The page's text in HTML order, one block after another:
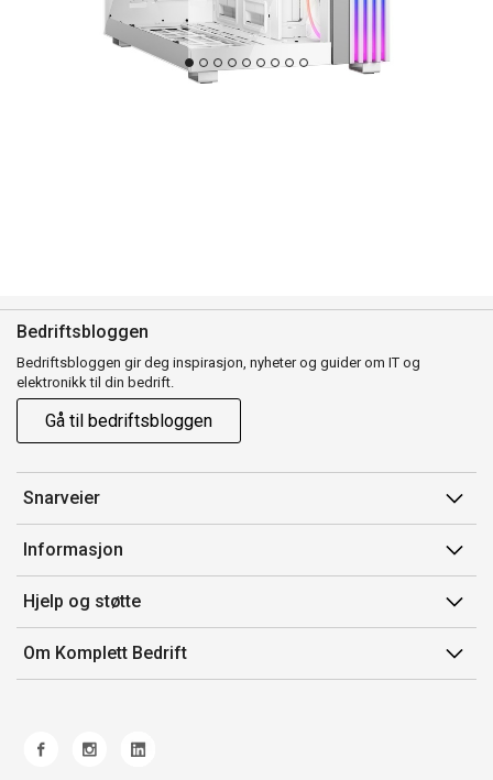
Bedriftsbloggen
Bedriftsbloggen gir deg inspirasjon, nyheter og guider om IT og
elektronikk til din bedrift.
Gå til bedriftsbloggen
Snarveier
Min side
Ordreoversikt
Mine produkter
Informasjon
Salgsbetingelser
Avtalevilkår for Komplett Bedrift Pluss
Produsenter
Hjelp og støtte
Kontakt oss
Retur
Ofte stilte spørsmål
Om Komplett Bedrift